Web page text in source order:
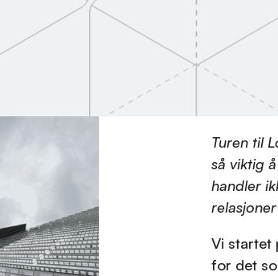
Turen til
så viktig
handler
Vi startet
for det